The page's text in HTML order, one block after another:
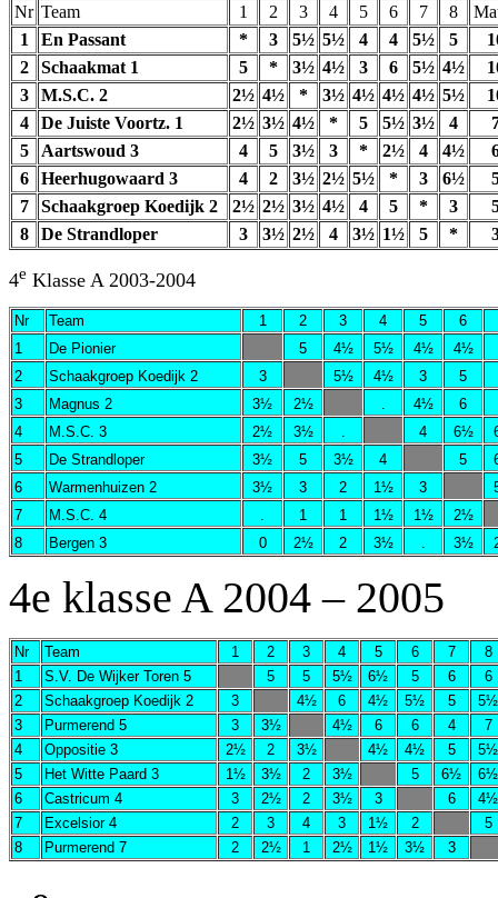
Nr Team 1 2 3 4 5 6 7 8
1
En Passant * 3 5½ 5½ 4 4 5½ 5
2
Schaakmat 1 5 * 3½ 4½ 3 6 5½ 4½
3
M.S.C. 2 2½ 4½ * 3½ 4½ 4½ 4½ 5½
4
De Juiste Voortz. 1 2½ 3½ 4½ * 5 5½ 3½ 4
5
Aartswoud 3 4 5 3½ 3 * 2½ 4 4½
6
Heerhugowaard 3 4 2 3½ 2½ 5½ * 3 6½
7
Schaakgroep Koedijk 2 2½ 2½ 3½ 4½ 4 5 * 3
8
De Strandloper 3 3½ 2½ 4 3½ 1½ 5 *
4e Klasse A 2003-2004
Nr Team 1 2 3 4 5
6
1
De Pionier 5 4½ 5½ 4½
4½
2
Schaakgroep Koedijk 2 3 5½ 4½ 3
5
3
Magnus 2 3½ 2½ . 4½
6
4
M.S.C. 3 2½ 3½ . 4 6½
5
De Strandloper 3½ 5 3½ 4 5
6
Warmenhuizen 2 3½ 3 2 1½ 3
7
M.S.C. 4 . 1 1 1½ 1½
2½
8
Bergen 3 0 2½ 2 3½ . 3½
4e klasse A 2004 – 2005
Nr Team 1 2 3 4 5 6 7
8
1
S.V. De Wijker Toren 5 5 5 5½ 6½ 5 6
6
2
Schaakgroep Koedijk 2 3 4½ 6 4½ 5½ 5
5½
3
Purmerend 5 3 3½ 4½ 6 6 4
7
4
Oppositie 3 2½ 2 3½ 4½ 4½ 5
5½
5
Het Witte Paard 3 1½ 3½ 2 3½ 5 6½
6½
6
Castricum 4 3 2½ 2 3½ 3 6
4½
7
Excelsior 4 2 3 4 3 1½ 2
5
8
Purmerend 7 2 2½ 1 2½ 1½ 3½ 3